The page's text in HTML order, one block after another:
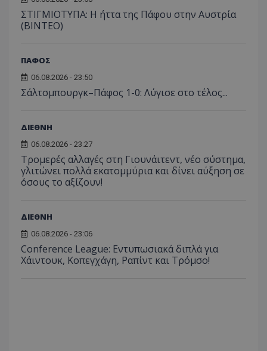
ΣΤΙΓΜΙΟΤΥΠΑ: Η ήττα της Πάφου στην Αυστρία
(ΒΙΝΤΕΟ)
ΠΑΦΟΣ
06.08.2026 - 23:50
Σάλτσμπουργκ–Πάφος 1-0: Λύγισε στο τέλος...
ΔΙΕΘΝΗ
06.08.2026 - 23:27
Τρομερές αλλαγές στη Γιουνάιτεντ, νέο σύστημα,
γλιτώνει πολλά εκατομμύρια και δίνει αύξηση σε
όσους το αξίζουν!
ΔΙΕΘΝΗ
06.08.2026 - 23:06
Conference League: Εντυπωσιακά διπλά για
Χάιντουκ, Κοπεγχάγη, Ραπίντ και Τρόμσο!